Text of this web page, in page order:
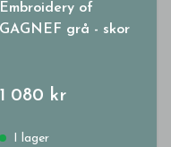
Embroidery of
GAGNEF grå - skor
1 080 kr
I lager